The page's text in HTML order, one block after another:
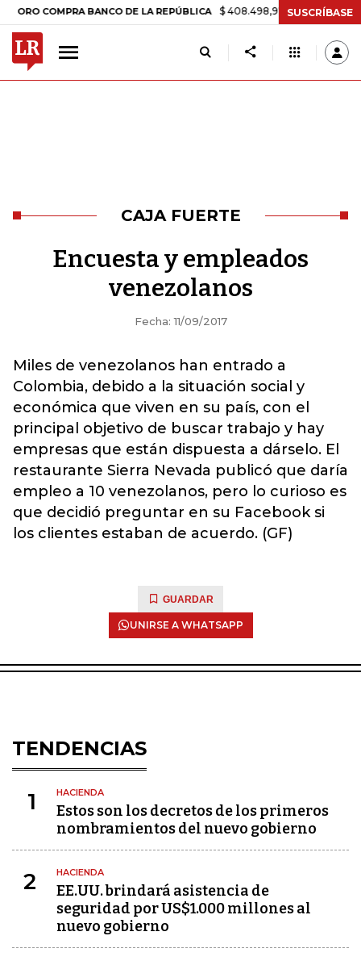
COMPRA BANCO DE LA REPÚBLICA $ 408.498,97 +$ 8.753,81 +2,19%
SUSCRÍBASE
CAJA FUERTE
Encuesta y empleados
venezolanos
Fecha: 11/09/2017
Miles de venezolanos han entrado a
Colombia, debido a la situación social y
económica que viven en su país, con el
principal objetivo de buscar trabajo y hay
empresas que están dispuesta a dárselo. El
restaurante Sierra Nevada publicó que daría
empleo a 10 venezolanos, pero lo curioso es
que decidió preguntar en su Facebook si
los clientes estaban de acuerdo. (GF)
GUARDAR
UNIRSE A WHATSAPP
TENDENCIAS
1 HACIENDA
Estos son los decretos de los primeros
nombramientos del nuevo gobierno
2 HACIENDA
EE.UU. brindará asistencia de
seguridad por US$1.000 millones al
nuevo gobierno